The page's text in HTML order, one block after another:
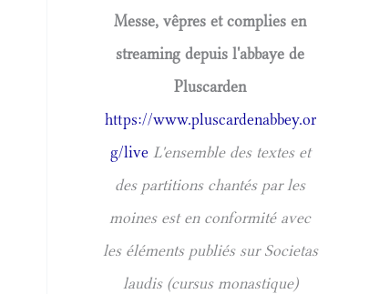
Messe, vêpres et complies en
streaming depuis l'abbaye de
Pluscarden
https://www.pluscardenabbey.or
g/live L'ensemble des textes et
des partitions chantés par les
moines est en conformité avec
les éléments publiés sur Societas
laudis (cursus monastique)